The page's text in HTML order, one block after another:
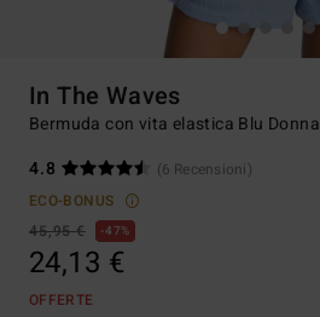
In The Waves
Bermuda con vita elastica Blu Donna
4.8
(6 Recensioni)
ECO-BONUS
45,95 €
47%
24,13 €
OFFERTE